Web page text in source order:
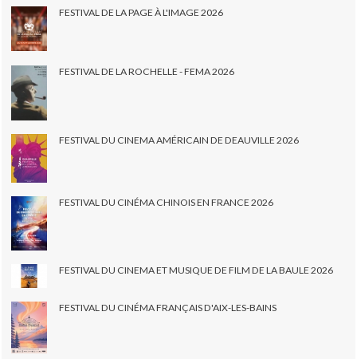
FESTIVAL DE LA PAGE À L'IMAGE 2026
FESTIVAL DE LA ROCHELLE - FEMA 2026
FESTIVAL DU CINEMA AMÉRICAIN DE DEAUVILLE 2026
FESTIVAL DU CINÉMA CHINOIS EN FRANCE 2026
FESTIVAL DU CINEMA ET MUSIQUE DE FILM DE LA BAULE 2026
FESTIVAL DU CINÉMA FRANÇAIS D'AIX-LES-BAINS